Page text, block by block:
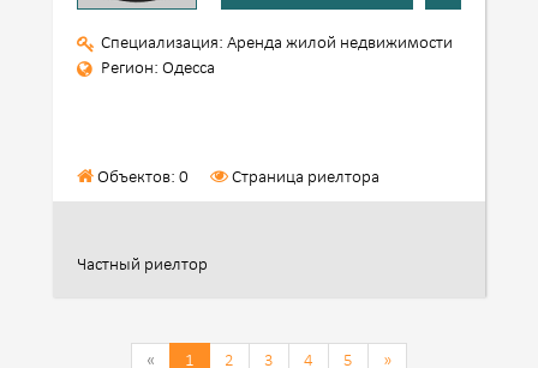
Специализация: Аренда жилой недвижимости
Регион: Одесса
Объектов: 0 Страница риелтора
Частный риелтор
« 1 2 3 4 5 »